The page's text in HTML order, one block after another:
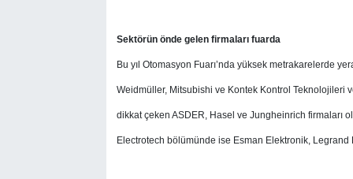
Sektörün önde gelen firmaları fuarda
Bu yıl Otomasyon Fuarı’nda yüksek metrakarelerde
Weidmüller, Mitsubishi ve Kontek Kontrol Teknolojileri
dikkat çeken ASDER, Hasel ve Jungheinrich firmaları
Electrotech bölümünde ise Esman Elektronik,